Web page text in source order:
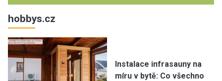
hobbys.cz
Instalace infrasauny na
míru v bytě: Co všechno